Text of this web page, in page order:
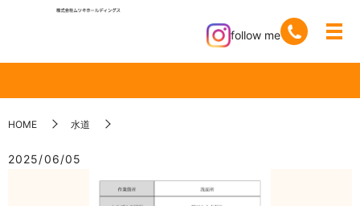
follow me
HOME 水道
2025/06/05